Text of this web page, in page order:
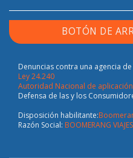
BOTÓN DE
Denuncias contra una agencia
Ley 24.240
Autoridad Nacional de aplicación
Defensa de las y los
Disposición habilitante:
Razón Social: BOOMERANG